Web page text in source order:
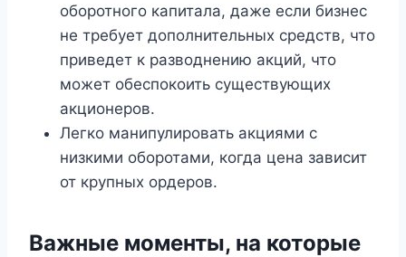
оборотного капитала, даже если бизнес
не требует дополнительных средств, что
приведет к разводнению акций, что
может обеспокоить существующих
акционеров.
Легко манипулировать акциями с
низкими оборотами, когда цена зависит
от крупных ордеров.
Важные моменты, на которые